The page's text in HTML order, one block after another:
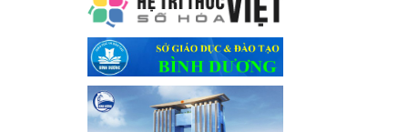
Ngày ban hành: 24/04/2024
Kế hoạch phổ biến. giáo
dục pháp luật năm 2024 của
ngành Giáo dục và Đào tạo
thị xã Bến Cát
Kế hoạch phổ biến. giáo dục